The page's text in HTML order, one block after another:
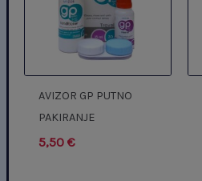
AVIZOR GP PUTNO
PAKIRANJE
5,50 €